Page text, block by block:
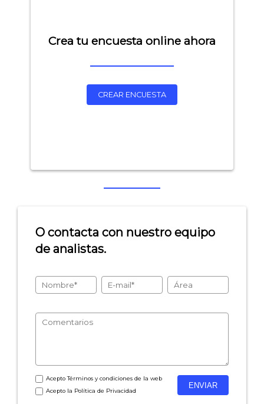
- Artículos destacados
- Consejos para tu encuesta
- Encuestas de NPS
- Encuestas de recursos humanos
- Inteligencia artificial
- Marketing y encuestas
Crea tu encuesta online ahora
CREAR ENCUESTA
O contacta con nuestro equipo
de analistas.
AceptoTérminos y condicionesde la web
Acepto la Política de Privacidad